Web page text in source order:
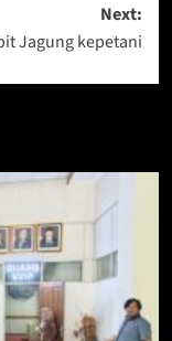
Next:
Jagung kepetani